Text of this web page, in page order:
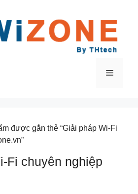
Menu
được gắn thẻ “Giải pháp Wi-Fi
Fi chuyên nghiệp